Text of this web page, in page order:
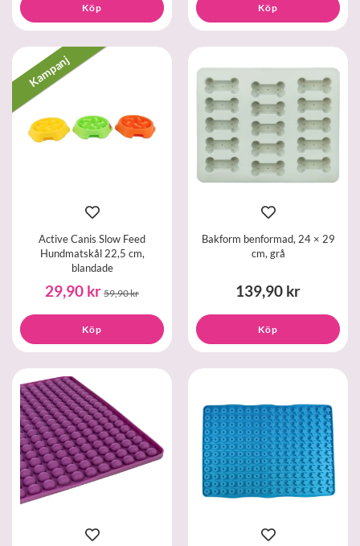
Köp Köp
Kampanj
Active Canis Slow Feed
Hundmatskål 22,5 cm,
blandade
29,90 kr 59,90 kr
Köp
Bakform benformad, 24 × 29
cm, grå
139,90 kr
Köp